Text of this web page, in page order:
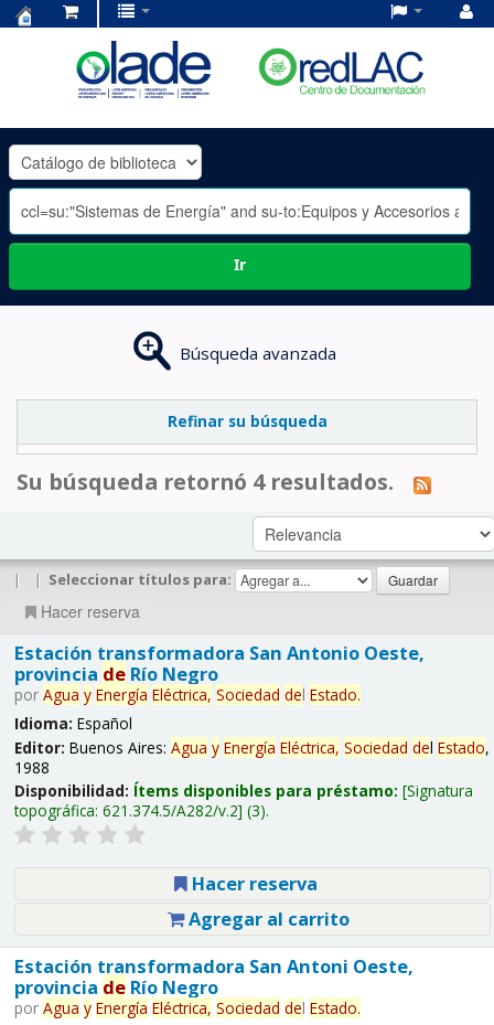
OLADE
-
Ir
Búsqueda avanzada
Refinar su búsqueda
Su búsqueda retornó 4 resultados.
| | Seleccionar títulos para:
Hacer reserva
Estación transformadora San Antonio Oeste,
provincia deRío Negro
por Agua y Energía Eléctrica, Sociedad del Estado.
Idioma: Español
Editor: Buenos Aires: Agua y Energía Eléctrica, Sociedad del Estado,
1988
Disponibilidad: Ítems disponibles para préstamo: Signatura
topográfica: 621.374.5/A282/v.2 (3).
Hacer reserva
Agregar al carrito
Estación transformadora San Antoni Oeste,
provincia deRío Negro
por Agua y Energía Eléctrica, Sociedad del Estado.